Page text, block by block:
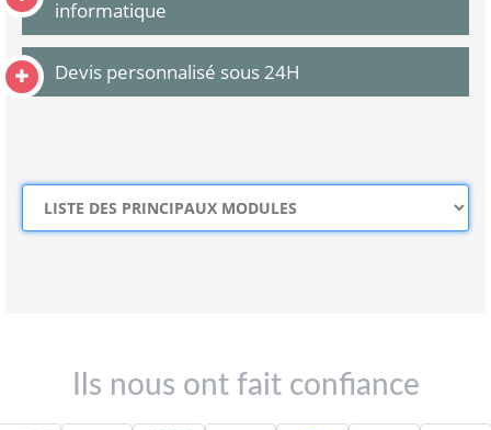
informatique
Devis personnalisé sous 24H
Ils nous ont fait confiance